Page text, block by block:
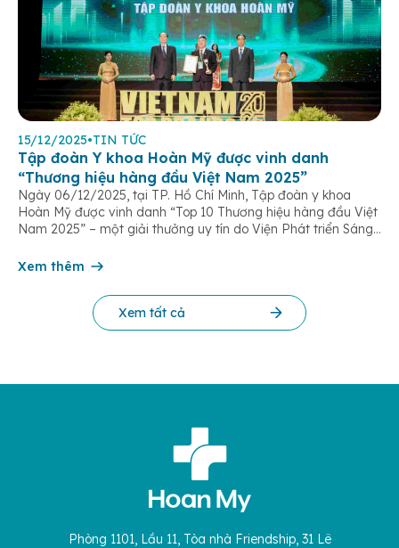
15/12/2025•TIN TỨC
Tập đoàn Y khoa Hoàn Mỹ được vinh danh
“Thương hiệu hàng đầu Việt Nam 2025”
Ngày 06/12/2025, tại TP. Hồ Chí Minh, Tập đoàn y khoa
Hoàn Mỹ được vinh danh “Top 10 Thương hiệu hàng đầu Việt
Nam 2025” – một giải thưởng uy tín do Viện Phát triển Sáng
cứu Phát triển Doanh nghiệp Châu Á […]
Xem thêm
Xem tất cả
Phòng 1101, Lầu 11, Tòa nhà Friendship, 31 Lê